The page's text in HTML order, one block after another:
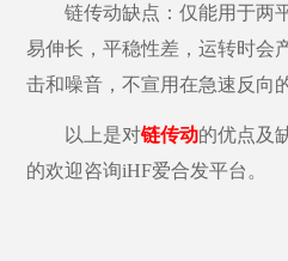
链传动缺点 ：仅能用于两
易伸长，平稳性差，运转时会
击和噪音，不宣用在急速反向
以上是对链传动的优点及
的欢迎咨询iHF爱合发平台。